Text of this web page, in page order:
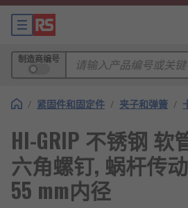
制造商编号
/ 紧固件和固定件 / 夹子和弹簧 /
HI-GRIP 不锈钢 软
六角螺钉, 蜗杆传
55 mm内径